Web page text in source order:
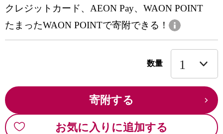
クレジットカード、AEON Pay、WAON POINT
たまったWAON POINTで寄附できる！
数量
寄附する
お気に入りに追加する